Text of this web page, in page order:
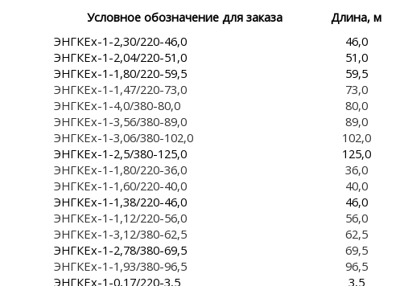
Условное обозначение для заказа Длина, м
ЭНГКЕх-1-2,30/220-46,0
46,0
ЭНГКЕх-1-2,04/220-51,0
51,0
ЭНГКЕх-1-1,80/220-59,5
59,5
ЭНГКЕх-1-1,47/220-73,0
73,0
ЭНГКЕх-1-4,0/380-80,0
80,0
ЭНГКЕх-1-3,56/380-89,0
89,0
ЭНГКЕх-1-3,06/380-102,0
102,0
ЭНГКЕх-1-2,5/380-125,0
125,0
ЭНГКЕх-1-1,80/220-36,0
36,0
ЭНГКЕх-1-1,60/220-40,0
40,0
ЭНГКЕх-1-1,38/220-46,0
46,0
ЭНГКЕх-1-1,12/220-56,0
56,0
ЭНГКЕх-1-3,12/380-62,5
62,5
ЭНГКЕх-1-2,78/380-69,5
69,5
ЭНГКЕх-1-1,93/380-96,5
96,5
ЭНГКЕх-1-0,17/220-3,5
3,5